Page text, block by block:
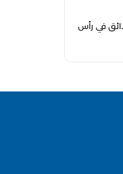
في رأس